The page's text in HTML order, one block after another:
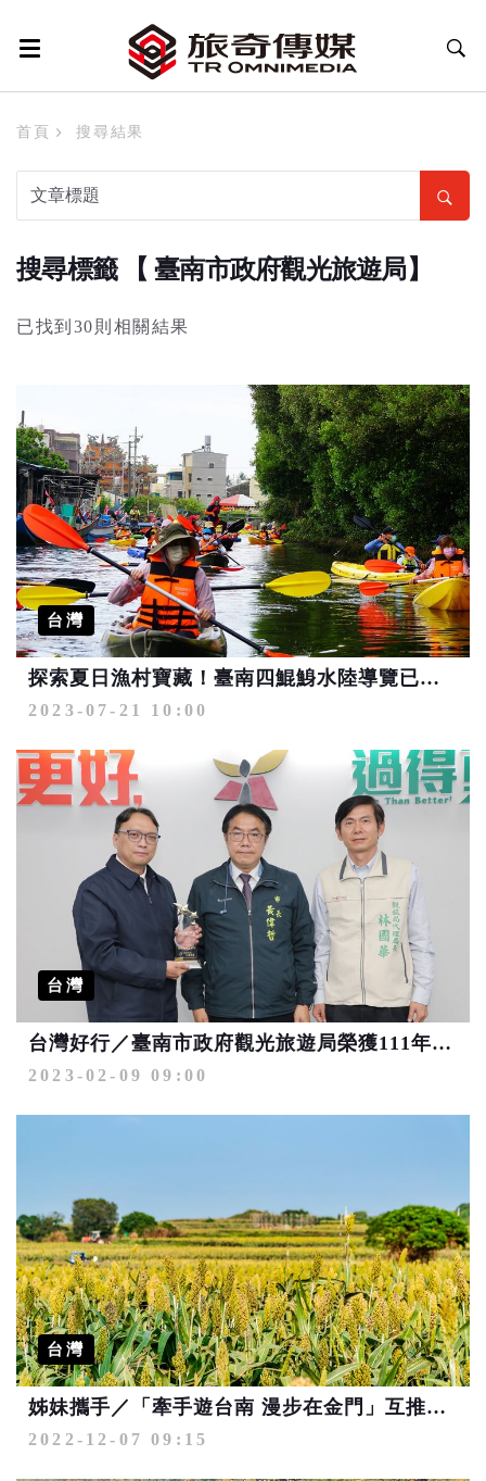
首頁 搜尋結果
搜尋標籤 【 臺南市政府觀光旅遊局】
已找到30則相關結果
台灣
探索夏日漁村寶藏！臺南四鯤鯓水陸導覽已開放報名
2023-07-21 10:00
台灣
台灣好行／臺南市政府觀光旅遊局榮獲111年度評比「服務品質提升獎」
2023-02-09 09:00
台灣
姊妹攜手／「牽手遊台南 漫步在金門」互推旅遊新亮點
2022-12-07 09:15